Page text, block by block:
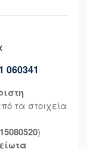
060341
τα στοιχεία
)